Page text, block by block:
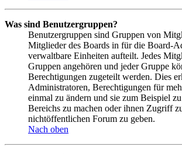
Was sind Benutzergruppen?
Benutzergruppen sind Gruppen von
Mitglieder des Boards in für die Board-
verwaltbare Einheiten aufteilt. Jedes
Gruppen angehören und jeder Gruppe
Berechtigungen zugeteilt werden. Dies
Administratoren, Berechtigungen für
einmal zu ändern und sie zum Beispiel
Bereichs zu machen oder ihnen Zugriff
nichtöffentlichen Forum zu geben.
Nach oben